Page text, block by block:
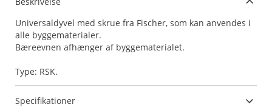
Universaldyvel med skrue fra Fischer, som kan anvendes i
alle byggematerialer.
Bæreevnen afhænger af byggematerialet.
Type: RSK.
Specifikationer